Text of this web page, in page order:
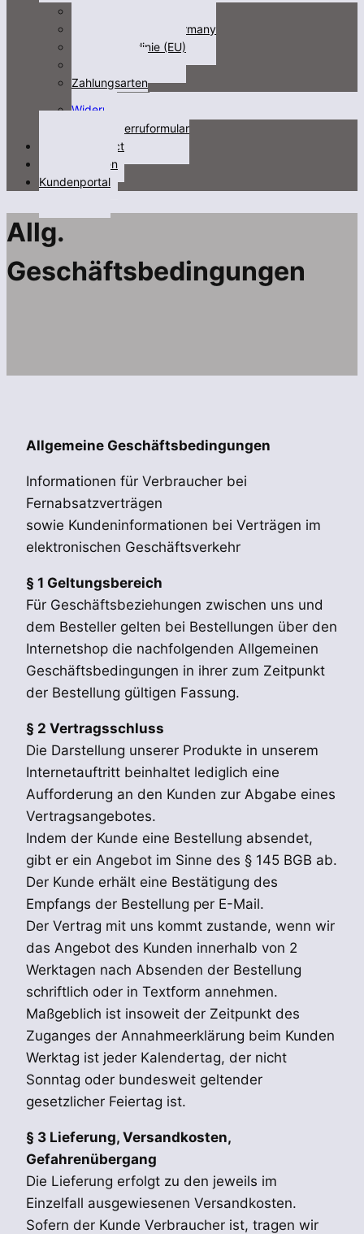
Fracht/freight not Germany
Cookie-Richtlinie (EU)
Zahlungsarten
Widerruf
Widerruformular
Kontakt/contact
Videos/Medien
Kundenportal
Allg.
Geschäftsbedingungen
Allgemeine Geschäftsbedingungen
Informationen für Verbraucher bei
Fernabsatzverträgen
sowie Kundeninformationen bei Verträgen im
elektronischen Geschäftsverkehr
§ 1 Geltungsbereich
Für Geschäftsbeziehungen zwischen uns und
dem Besteller gelten bei Bestellungen über den
Internetshop die nachfolgenden Allgemeinen
Geschäftsbedingungen in ihrer zum Zeitpunkt
der Bestellung gültigen Fassung.
§ 2 Vertragsschluss
Die Darstellung unserer Produkte in unserem
Internetauftritt beinhaltet lediglich eine
Aufforderung an den Kunden zur Abgabe eines
Vertragsangebotes.
Indem der Kunde eine Bestellung absendet,
gibt er ein Angebot im Sinne des § 145 BGB ab.
Der Kunde erhält eine Bestätigung des
Empfangs der Bestellung per E-Mail.
Der Vertrag mit uns kommt zustande, wenn wir
das Angebot des Kunden innerhalb von 2
Werktagen nach Absenden der Bestellung
schriftlich oder in Textform annehmen.
Maßgeblich ist insoweit der Zeitpunkt des
Zuganges der Annahmeerklärung beim Kunden
Werktag ist jeder Kalendertag, der nicht
Sonntag oder bundesweit geltender
gesetzlicher Feiertag ist.
§ 3 Lieferung, Versandkosten,
Gefahrenübergang
Die Lieferung erfolgt zu den jeweils im
Einzelfall ausgewiesenen Versandkosten.
Sofern der Kunde Verbraucher ist, tragen wir